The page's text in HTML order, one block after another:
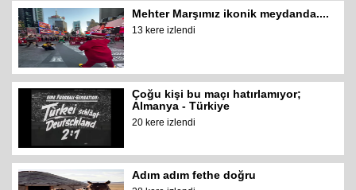
Mehter Marşımız ikonik meydanda....
13 kere izlendi
Çoğu kişi bu maçı hatırlamıyor;
Almanya - Türkiye
20 kere izlendi
Adım adım fethe doğru